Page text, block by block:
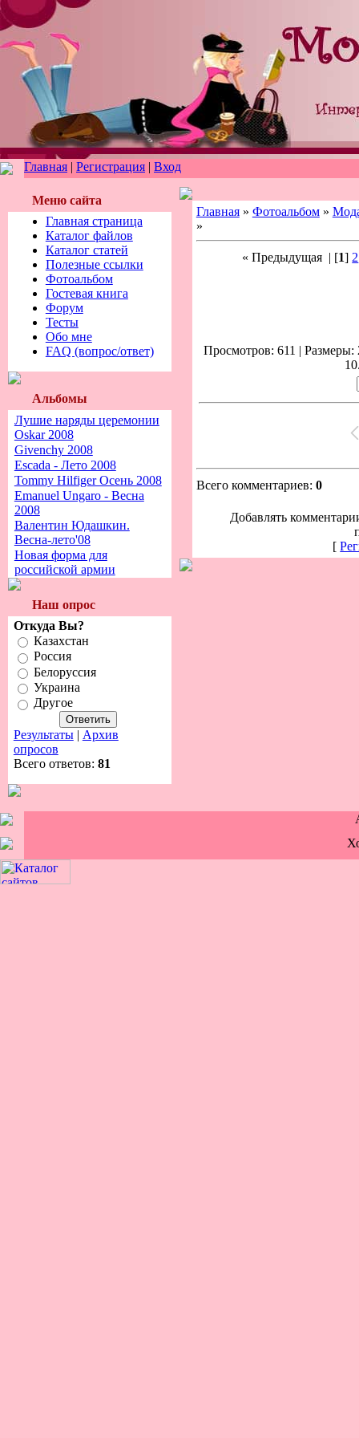
Главная | Регистрация | Вход
Меню сайта
Главная страница
Каталог файлов
Каталог статей
Полезные ссылки
Фотоальбом
Гостевая книга
Форум
Тесты
Обо мне
FAQ (вопрос/ответ)
Альбомы
Лушие наряды церемонии
Oskar 2008
Givenchy 2008
Escada - Лето 2008
Tommy Hilfiger Осень 2008
Emanuel Ungaro - Весна
2008
Валентин Юдашкин.
Весна-лето'08
Новая форма для
российской армии
Наш опрос
Откуда Вы?
Казахстан
Россия
Белоруссия
Украина
Другое
Результаты| Архив
опросов
Всего ответов: 81
Главная» Фотоальбом»
»
« Предыдущая | [1] 2
Просмотров: 611 |
Всего комментариев: 0
Добавлять
[